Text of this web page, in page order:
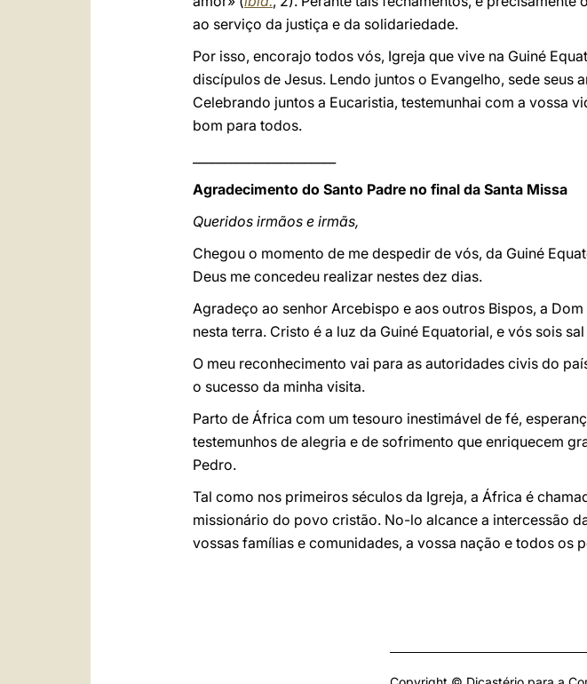
ao serviço da justiça e da solidariedade.
Por isso, encorajo todos vós, Igreja que vive na Guiné
discípulos de Jesus. Lendo juntos o Evangelho, sede
Celebrando juntos a Eucaristia, testemunhai com a vossa
bom para todos.
Agradecimento do Santo Padre no final da Santa Missa
Queridos irmãos e irmãs,
Chegou o momento de me despedir de vós, da Guiné
Deus me concedeu realizar nestes dez dias.
Agradeço ao senhor Arcebispo e aos outros Bispos, a
nesta terra. Cristo é a luz da Guiné Equatorial, e vós sois
O meu reconhecimento vai para as autoridades civis do
o sucesso da minha visita.
Parto de África com um tesouro inestimável de fé,
testemunhos de alegria e de sofrimento que enriquecem
Pedro.
Tal como nos primeiros séculos da Igreja, a África é
missionário do povo cristão. No-lo alcance a intercessão
vossas famílias e comunidades, a vossa nação e todos os